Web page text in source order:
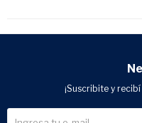
¡Suscribite y